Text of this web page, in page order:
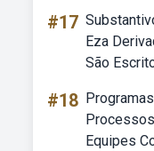
#17
Eza
São
#18
Equipes